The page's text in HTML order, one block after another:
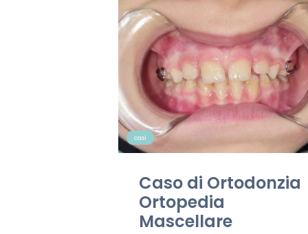
Caso di Ortodonzia
Ortopedia
Mascellare
casi